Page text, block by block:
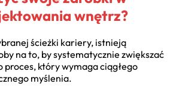
wnętrz?
ścieżki kariery, istnieją
na to, by systematycznie zwiększać
proces, który wymaga ciągłego
myślenia.